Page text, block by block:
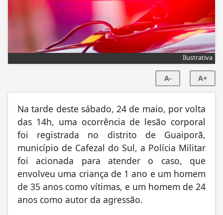
Ilustrativa
A- A+
Na tarde deste sábado, 24 de maio, por volta
das 14h, uma ocorrência de lesão corporal
foi registrada no distrito de Guaiporã,
município de Cafezal do Sul, a Polícia Militar
foi acionada para atender o caso, que
envolveu uma criança de 1 ano e um homem
de 35 anos como vítimas, e um homem de 24
anos como autor da agressão.